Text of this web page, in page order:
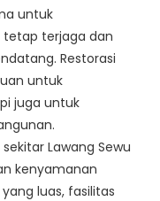
untuk
terjaga dan
Restorasi
untuk
juga untuk
Lawang Sewu
kenyamanan
luas, fasilitas